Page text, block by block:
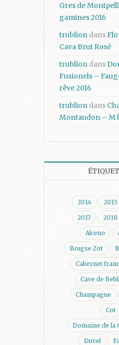
Gres de
gamines 2016
trublion dans
Cava Brut Rosé
trublion dans
Fusionels –
rêve 2016
trublion dans
Montaudon – M
2014 2015
2017 2018
Alceno
Brugse Zot
Cabernet franc
Cave de
Champagne
Cot
Domaine de la
Duvel